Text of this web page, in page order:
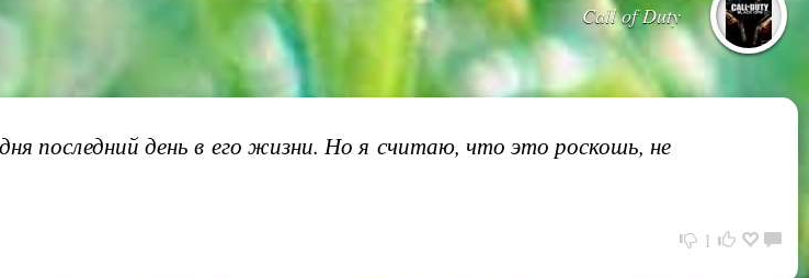
Call of Duty
последний день в его жизни. Но я считаю, что это роскошь, не
1